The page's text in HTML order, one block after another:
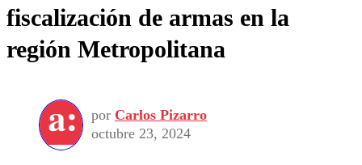
fiscalización de armas en la
región Metropolitana
por Carlos Pizarro
octubre 23, 2024